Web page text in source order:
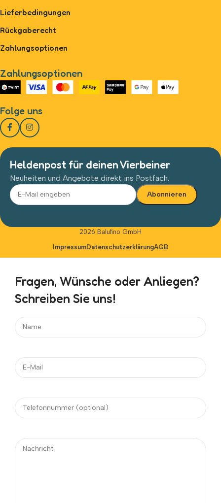
Lieferbedingungen
Rückgaberecht
Zahlungsoptionen
Zahlungsoptionen
Folge uns
Heldenpost für deinen Vierbeiner
Neuheiten und Angebote direkt ins Postfach.
2026 Balufino GmbH
ImpressumDatenschutzerklärungAGB
Fragen, Wünsche oder Anliegen?
Schreiben Sie uns!